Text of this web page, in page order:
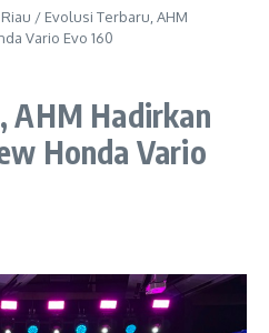
Riau / Evolusi Terbaru, AHM
Vario Evo 160
AHM Hadirkan
Honda Vario